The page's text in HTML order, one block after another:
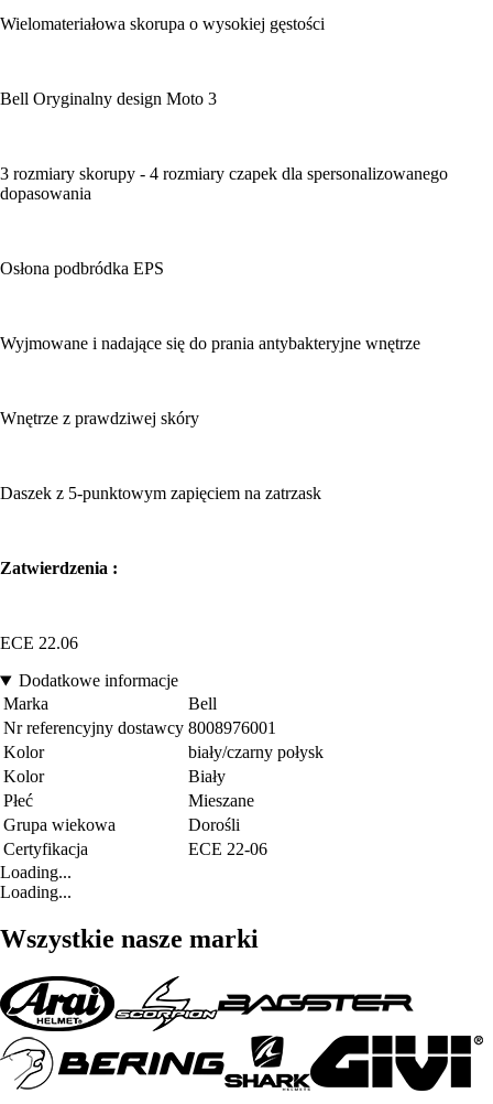
Wielomateriałowa skorupa o wysokiej gęstości
Bell Oryginalny design Moto 3
3 rozmiary skorupy - 4 rozmiary czapek dla spersonalizowanego
dopasowania
Osłona podbródka EPS
Wyjmowane i nadające się do prania antybakteryjne wnętrze
Wnętrze z prawdziwej skóry
Daszek z 5-punktowym zapięciem na zatrzask
Zatwierdzenia :
ECE 22.06
Dodatkowe informacje
Marka
Bell
Nr referencyjny dostawcy 8008976001
Kolor
biały/czarny połysk
Kolor
Biały
Płeć
Mieszane
Grupa wiekowa
Dorośli
Certyfikacja
ECE 22-06
Loading...
Loading...
Wszystkie nasze marki